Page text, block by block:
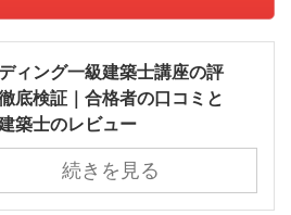
ィング一級建築士講座の評
底検証｜合格者の口コミと
築士のレビュー
続きを見る